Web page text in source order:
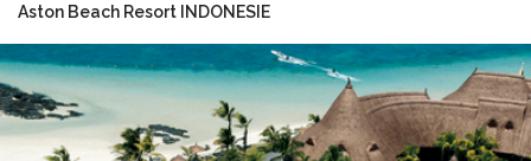
Aston Beach Resort INDONESIE